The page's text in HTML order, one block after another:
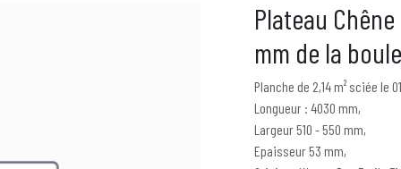
Plateau
mm de la
Planche de 2,14 m² sciée le
Longueur : 4030 mm,
Largeur 510 - 550 mm,
Epaisseur 53 mm,